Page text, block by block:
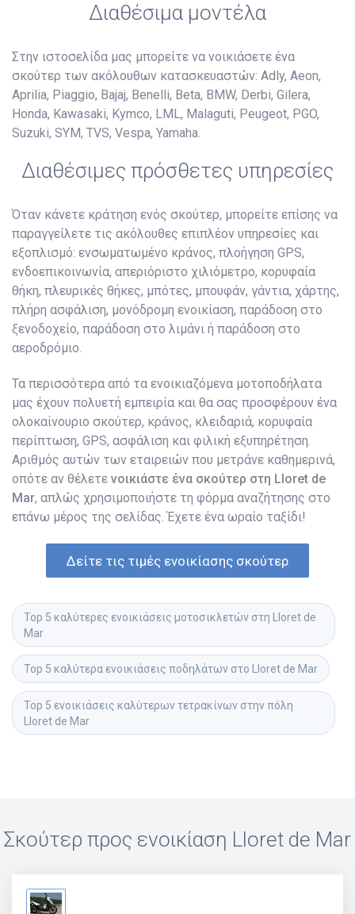
Διαθέσιμα μοντέλα
Στην ιστοσελίδα μας μπορείτε να νοικιάσετε ένα
σκούτερ των ακόλουθων κατασκευαστών: Adly, Aeon,
Aprilia, Piaggio, Bajaj, Benelli, Beta, BMW, Derbi, Gilera,
Honda, Kawasaki, Kymco, LML, Malaguti, Peugeot, PGO,
Suzuki, SYM, TVS, Vespa, Yamaha.
Διαθέσιμες πρόσθετες υπηρεσίες
Όταν κάνετε κράτηση ενός σκούτερ, μπορείτε επίσης να
παραγγείλετε τις ακόλουθες επιπλέον υπηρεσίες και
εξοπλισμό: ενσωματωμένο κράνος, πλοήγηση GPS,
ενδοεπικοινωνία, απεριόριστο χιλιόμετρο, κορυφαία
θήκη, πλευρικές θήκες, μπότες, μπουφάν, γάντια, χάρτης,
πλήρη ασφάλιση, μονόδρομη ενοικίαση, παράδοση στο
ξενοδοχείο, παράδοση στο λιμάνι ή παράδοση στο
αεροδρόμιο.
Τα περισσότερα από τα ενοικιαζόμενα μοτοποδήλατα
μας έχουν πολυετή εμπειρία και θα σας προσφέρουν ένα
ολοκαίνουριο σκούτερ, κράνος, κλειδαριά, κορυφαία
περίπτωση, GPS, ασφάλιση και φιλική εξυπηρέτηση.
Αριθμός αυτών των εταιρειών που μετράνε καθημερινά,
οπότε αν θέλετε νοικιάστε ένα σκούτερ στη Lloret de
Mar, απλώς χρησιμοποιήστε τη φόρμα αναζήτησης στο
επάνω μέρος της σελίδας. Έχετε ένα ωραίο ταξίδι!
Δείτε τις τιμές ενοικίασης σκούτερ
Top 5 καλύτερες ενοικιάσεις μοτοσικλετών στη Lloret de
Mar
Top 5 καλύτερα ενοικιάσεις ποδηλάτων στο Lloret de Mar
Top 5 ενοικιάσεις καλύτερων τετρακίνων στην πόλη
Lloret de Mar
Σκούτερ προς ενοικίαση Lloret de Mar